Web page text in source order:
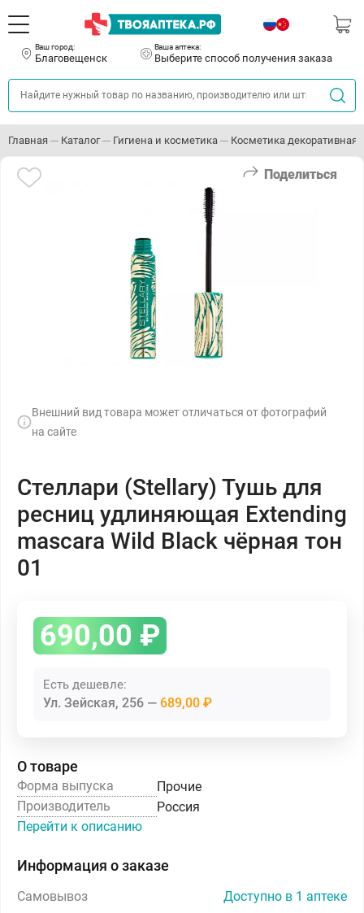
Ваш город:
Благовещенск
Ваша аптека:
Выберите способ получения заказа
Главная Каталог Гигиена и косметика Косметика декоративная
Поделиться
Внешний вид товара может отличаться от фотографий
на сайте
Стеллари (Stellary) Тушь для
ресниц удлиняющая Extending
mascara Wild Black чёрная тон
01
690,00 ₽
Есть дешевле:
Ул. Зейская, 256 689,00 ₽
О товаре
Форма выпуска
Прочие
Производитель
Россия
Перейти к описанию
Информация о заказе
Самовывоз Доступно в 1 аптеке